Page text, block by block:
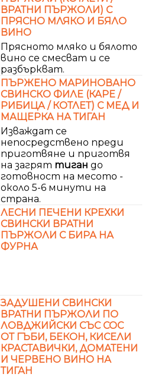
ВРАТНИ ПЪРЖОЛИ) С
ПРЯСНО МЛЯКО И БЯЛО
ВИНО
Прясното мляко и бялото
вино се смесват и се
разбъркват.
ПЪРЖЕНО МАРИНОВАНО
СВИНСКО ФИЛЕ (КАРЕ /
РИБИЦА / КОТЛЕТ) С МЕД И
МАЩЕРКА НА ТИГАН
Изваждат се
непосредствено преди
приготвяне и приготвя
на загрят тиган до
готовност на месото -
около 5-6 минути на
страна.
ЛЕСНИ ПЕЧЕНИ КРЕХКИ
СВИНСКИ ВРАТНИ
ПЪРЖОЛИ С БИРА НА
ФУРНА
ЗАДУШЕНИ СВИНСКИ
ВРАТНИ ПЪРЖОЛИ ПО
ЛОВДЖИЙСКИ СЪС СОС
ОТ ГЪБИ, БЕКОН, КИСЕЛИ
КРАСТАВИЧКИ, ДОМАТЕНИ
И ЧЕРВЕНО ВИНО НА
ТИГАН